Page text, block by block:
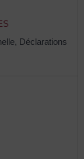
Déclarations